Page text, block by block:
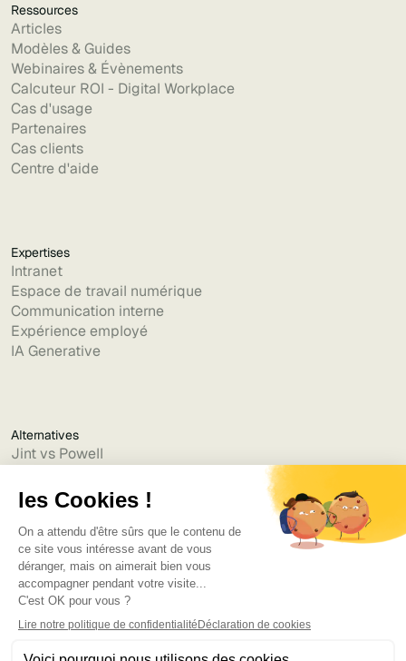
Ressources
Articles
Modèles & Guides
Webinaires & Évènements
Calcuteur ROI - Digital Workplace
Cas d'usage
Partenaires
Cas clients
Centre d'aide
Expertises
Intranet
Espace de travail numérique
Communication interne
Expérience employé
IA Generative
Alternatives
Jint vs Powell
Jint vs Jamespot
Jint vs Jalios
Jint vs Intranet.ai
Jint vs Akumina
Jint vs Interact
Jint vs Intranet Inside
Jint vs Staffbase
Jint vs Simpplr